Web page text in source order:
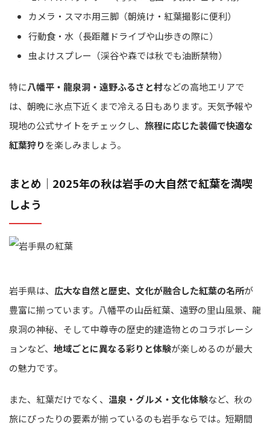
カメラ・スマホ用三脚（朝焼け・紅葉撮影に便利）
行動食・水（長距離ドライブや山歩きの際に）
虫よけスプレー（渓谷や森では秋でも油断禁物）
特に八幡平・龍泉洞・遠野ふるさと村などの高地エリアで
は、朝晩に氷点下近くまで冷える日もあります。天気予報や
現地の公式サイトをチェックし、 旅程に応じた装備で快適な
紅葉狩りを楽しみましょう。
まとめ｜2025年の秋は岩手の大自然で紅葉を満喫
しよう
岩手県は、 広大な自然と歴史、文化が融合した紅葉の名所が
豊富に揃っています。八幡平の山岳紅葉、遠野の里山風景、龍
泉洞の神秘、そして中尊寺の歴史的建造物とのコラボレーシ
ョンなど、 地域ごとに異なる彩りと体験が楽しめるのが最大
の魅力です。
また、紅葉だけでなく、 温泉・グルメ・文化体験など、秋の
旅にぴったりの要素が揃っているのも岩手ならでは。短期間